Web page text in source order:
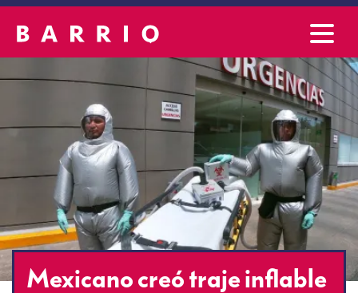
Mexicano creó traje inflable